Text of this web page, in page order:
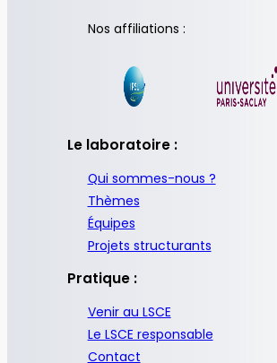
Nos affiliations :
Le laboratoire :
Qui sommes-nous ?
Thèmes
Équipes
Projets structurants
Pratique :
Venir au LSCE
Le LSCE responsable
Contact